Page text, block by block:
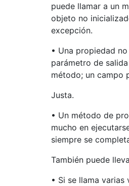
puede llamar a un
objeto no
excepción.
• Una propiedad
parámetro de
método; un campo
Justa.
• Un método de
mucho en
siempre se
También puede
• Si se llama varias